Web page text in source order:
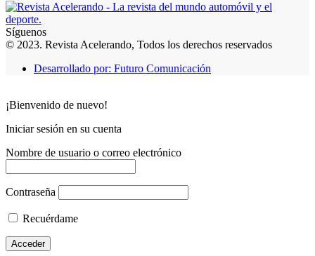
Síguenos
© 2023. Revista Acelerando, Todos los derechos reservados
Desarrollado por: Futuro Comunicación
¡Bienvenido de nuevo!
Iniciar sesión en su cuenta
Nombre de usuario o correo electrónico
Contraseña
Recuérdame